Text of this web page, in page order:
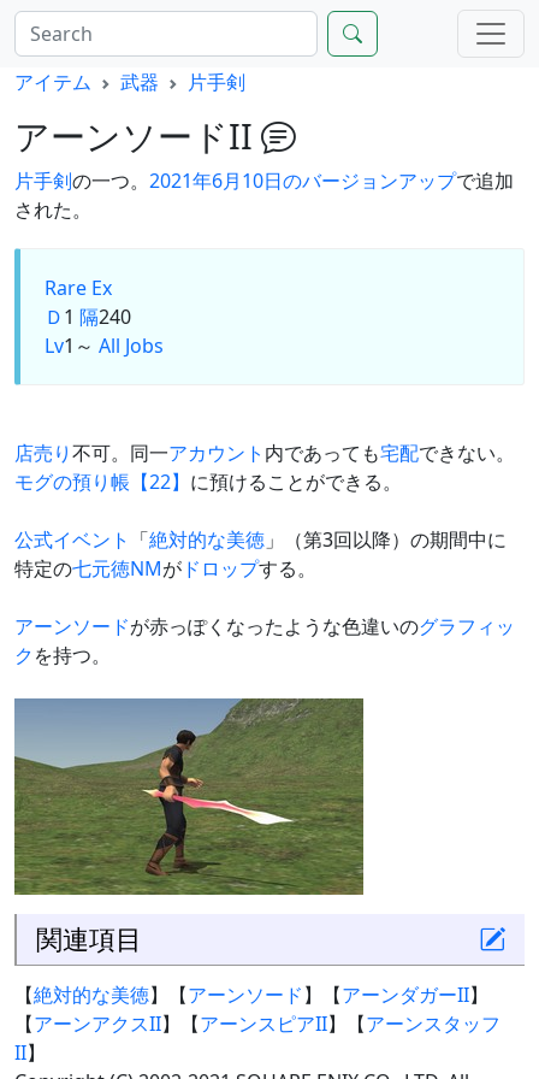
アイテム 武器 片手剣
アーンソードII
片手剣の一つ。 2021年6月10日のバージョンアップで追加
された。
Rare Ex
Ｄ1 隔240
Lv1～ All Jobs
店売り不可。同一アカウント 内であっても宅配できない。
モグの預り帳【22】 に預けることができる。
公式イベント 「絶対的な美徳 」（第3回以降）の期間中に
特定の七元徳NMが ドロップする。
アーンソードが赤っぽくなったような色違いのグラフィッ
クを持つ。
関連項目
【絶対的な美徳】【アーンソード】【アーンダガーII】
【アーンアクスII】【アーンスピアII】【アーンスタッフ
II】